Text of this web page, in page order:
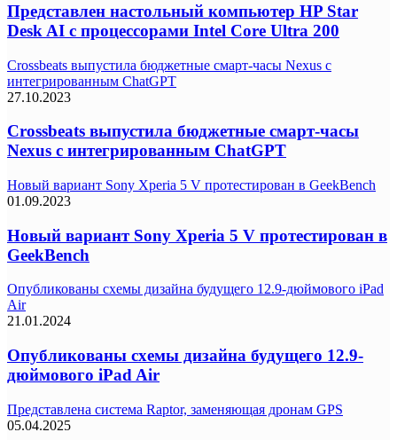
Представлен настольный компьютер HP Star
Desk AI с процессорами Intel Core Ultra 200
Crossbeats выпустила бюджетные смарт-часы Nexus с
интегрированным ChatGPT
27.10.2023
Crossbeats выпустила бюджетные смарт-часы
Nexus с интегрированным ChatGPT
Новый вариант Sony Xperia 5 V протестирован в GeekBench
01.09.2023
Новый вариант Sony Xperia 5 V протестирован в
GeekBench
Опубликованы схемы дизайна будущего 12.9-дюймового iPad
Air
21.01.2024
Опубликованы схемы дизайна будущего 12.9-
дюймового iPad Air
Представлена система Raptor, заменяющая дронам GPS
05.04.2025